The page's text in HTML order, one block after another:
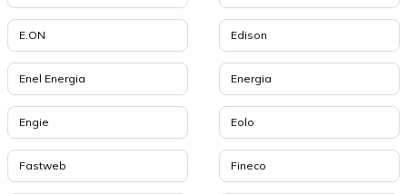
E.ON Edison
Enel Energia Energia
Engie Eolo
Fastweb Fineco